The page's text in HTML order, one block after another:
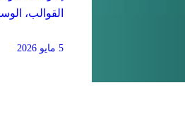
القوالب،
5 مايو 2026